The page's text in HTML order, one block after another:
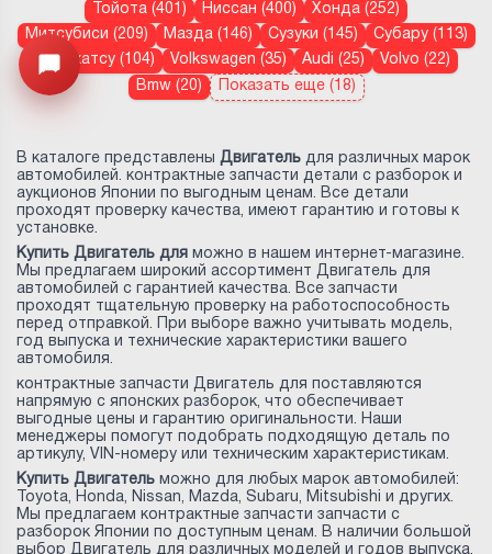
Открыть меню
Тойота (401)
Ниссан (400)
Хонда (252)
Митсубиси (209)
Мазда (146) Сузуки (145)
Субару (113)
Дайхатсу (104)
Volkswagen (35) Audi (25)
Volvo (22)
Bmw (20)
Показать еще (18)
В каталоге представлены Двигатель для различных марок
автомобилей. контрактные запчасти детали с разборок и
аукционов Японии по выгодным ценам. Все детали
проходят проверку качества, имеют гарантию и готовы к
установке.
Купить Двигатель для
можно в нашем интернет-магазине.
Мы предлагаем широкий ассортимент Двигатель для
автомобилей с гарантией качества. Все запчасти
проходят тщательную проверку на работоспособность
перед отправкой. При выборе важно учитывать модель,
год выпуска и технические характеристики вашего
автомобиля.
контрактные запчасти Двигатель для
поставляются
напрямую с японских разборок, что обеспечивает
выгодные цены и гарантию оригинальности. Наши
менеджеры помогут подобрать подходящую деталь по
артикулу, VIN-номеру или техническим характеристикам.
Купить Двигатель можно для любых марок автомобилей:
Toyota, Honda, Nissan, Mazda, Subaru, Mitsubishi и других.
Мы предлагаем контрактные запчасти запчасти с
разборок Японии по доступным ценам. В наличии большой
выбор Двигатель для различных моделей и годов выпуска.